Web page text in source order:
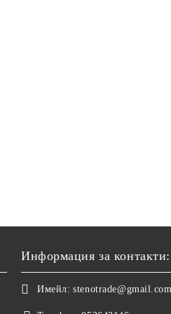
Информация за контакти:
Имейл: